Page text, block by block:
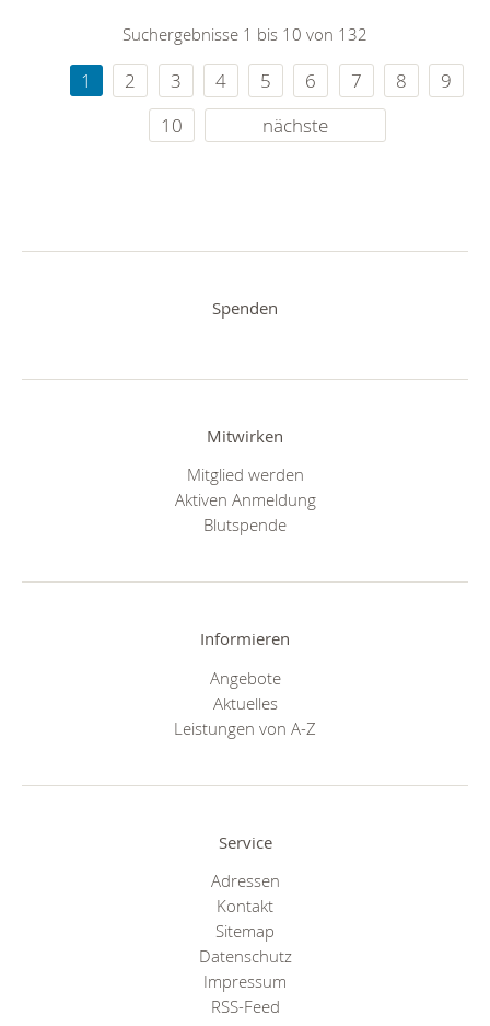
Suchergebnisse 1 bis 10 von 132
1 2 3 4 5 6 7 8
9
10
nächste
Spenden
Mitwirken
Mitglied werden
Aktiven Anmeldung
Blutspende
Informieren
Angebote
Aktuelles
Leistungen von A-Z
Service
Adressen
Kontakt
Sitemap
Datenschutz
Impressum
RSS-Feed